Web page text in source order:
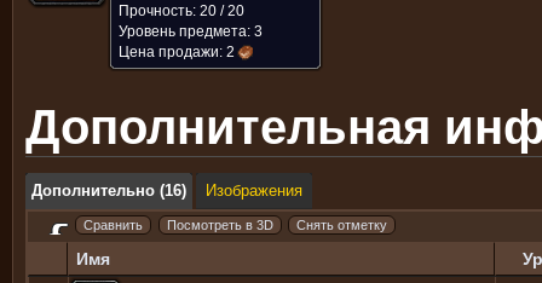
Прочность: 20 / 20
Уровень предмета: 3
Цена продажи: 2
Дополнительная
Дополнительно (16) Изображения
Имя